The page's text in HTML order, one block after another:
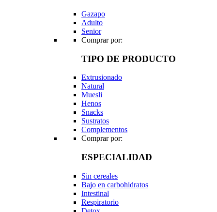
Gazapo
Adulto
Senior
Comprar por:
TIPO DE PRODUCTO
Extrusionado
Natural
Muesli
Henos
Snacks
Sustratos
Complementos
Comprar por:
ESPECIALIDAD
Sin cereales
Bajo en carbohidratos
Intestinal
Respiratorio